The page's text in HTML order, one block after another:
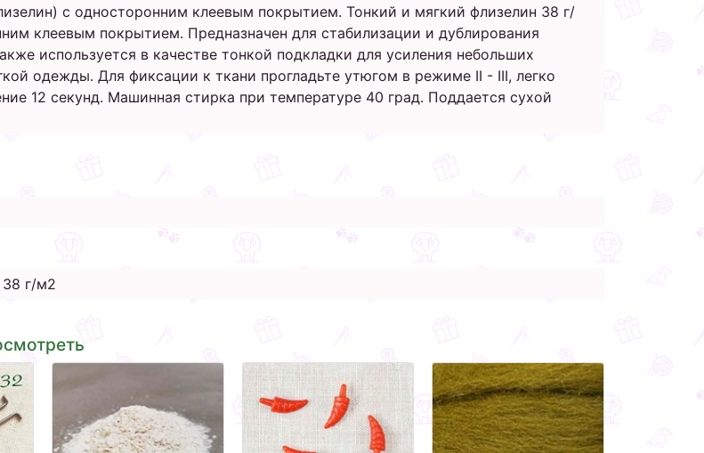
с односторонним клеевым покрытием. Тонкий и мягкий флизелин 38 г/
клеевым покрытием. Предназначен для стабилизации и дублирования
используется в качестве тонкой подкладки для усиления небольших
одежды. Для фиксации к ткани прогладьте утюгом в режиме II - III, легко
12 секунд. Машинная стирка при температуре 40 град. Поддается сухой
38 г/м2